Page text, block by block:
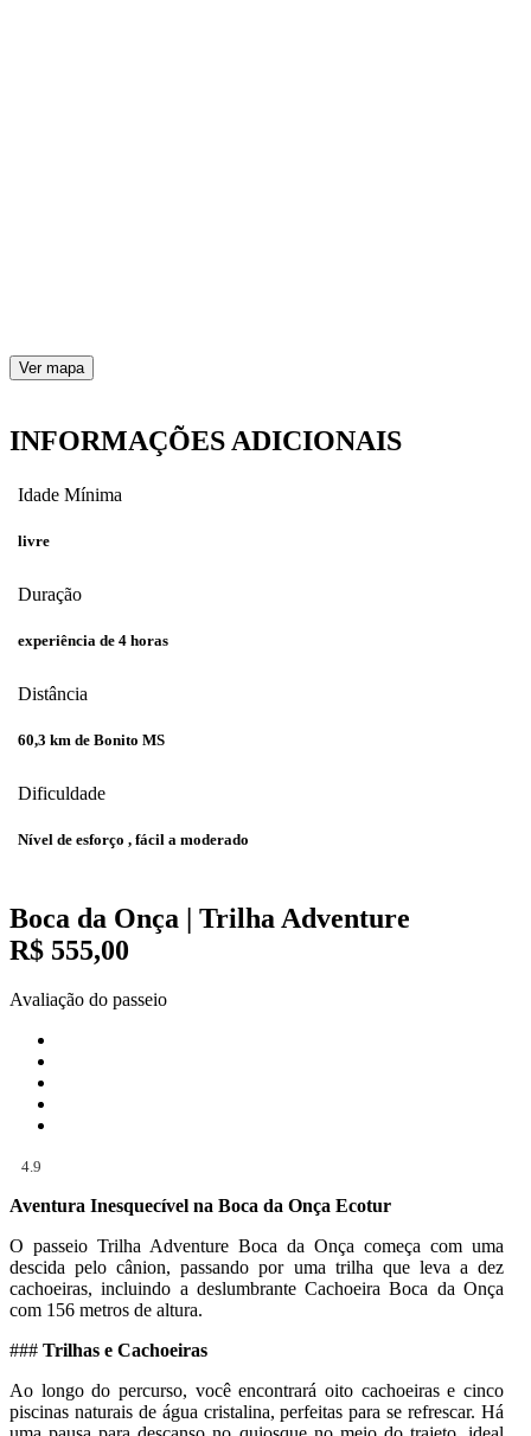
Ver mapa
INFORMAÇÕES ADICIONAIS
Idade Mínima
livre
Duração
experiência de 4 horas
Distância
60,3 km de Bonito MS
Dificuldade
Nível de esforço , fácil a moderado
Boca da Onça | Trilha Adventure
R$ 555,00
Avaliação do passeio
4.9
Aventura Inesquecível na Boca da Onça Ecotur
O passeio Trilha Adventure Boca da Onça começa com uma
descida pelo cânion, passando por uma trilha que leva a dez
cachoeiras, incluindo a deslumbrante Cachoeira Boca da Onça
com 156 metros de altura.
### Trilhas e Cachoeiras
Ao longo do percurso, você encontrará oito cachoeiras e cinco
piscinas naturais de água cristalina, perfeitas para se refrescar. Há